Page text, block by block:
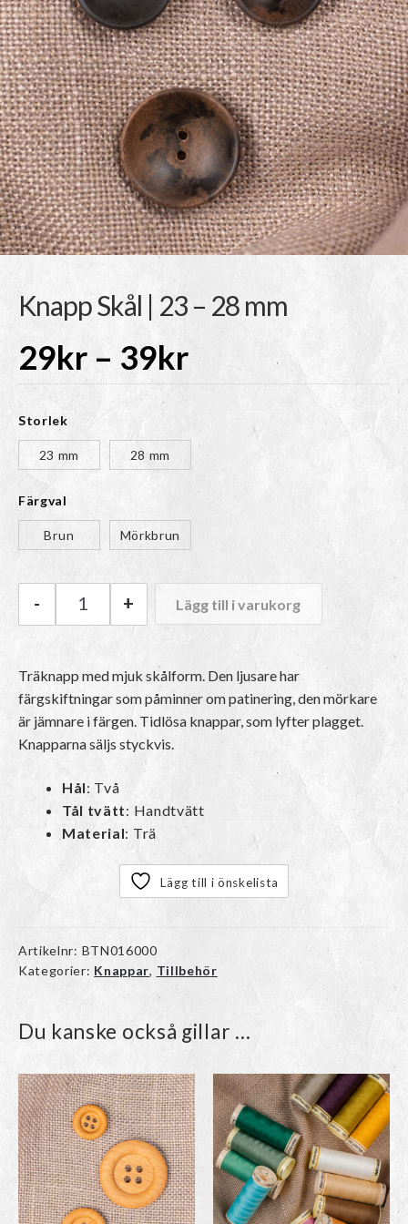
Knapp Skål | 23 – 28 mm
29kr – 39krPrisintervall:
till
39kr
Storlek
23 mm 28 mm
Färgval
Brun Mörkbrun
Knapp Skål | 23 - 28 mm mängd
- + Lägg till i varukorg
Träknapp med mjuk skålform. Den ljusare har
färgskiftningar som påminner om patinering, den mörkare
är jämnare i färgen. Tidlösa knappar, som lyfter plagget.
Knapparna säljs styckvis.
Hål: Två
Tål tvätt: Handtvätt
Material: Trä
Lägg till i önskelista
Artikelnr: BTN016000
Kategorier: Knappar, Tillbehör
Du kanske också gillar …
Den
här
produkten
har
flera
varianter.
De
olika